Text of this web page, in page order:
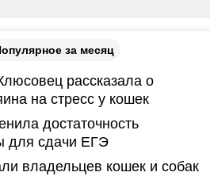
за месяц
рассказала о
на стресс у кошек
достаточность
для сдачи ЕГЭ
владельцев кошек и собак